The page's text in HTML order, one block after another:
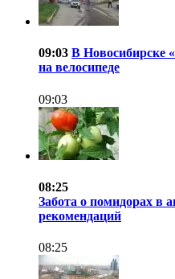
09:03 В Новосибирске
на велосипеде
09:03
08:25
Забота о помидорах в
рекомендаций
08:25